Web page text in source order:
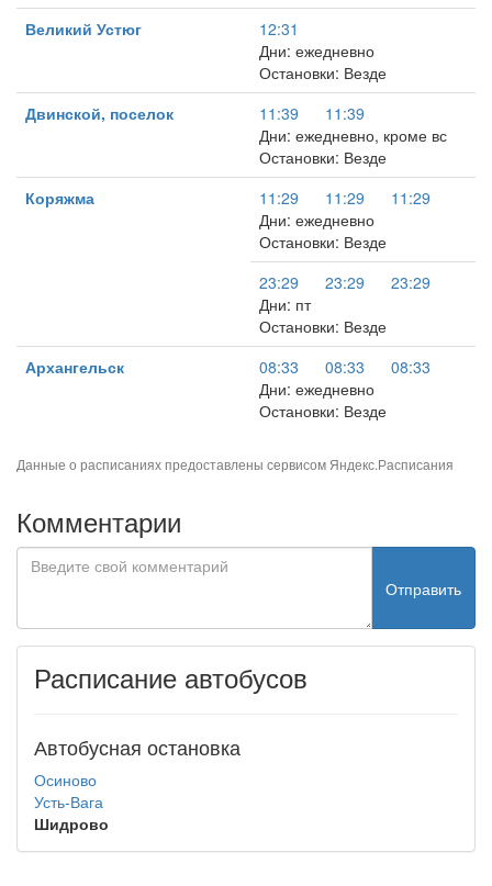
Великий Устюг
12:31
Дни: ежедневно
Остановки: Везде
Двинской, поселок
11:39
11:39
Дни: ежедневно, кроме вс
Остановки: Везде
Коряжма
11:29 11:29
11:29
Дни: ежедневно
Остановки: Везде
23:29
23:29
23:29
Дни: пт
Остановки: Везде
Архангельск
08:33 08:33
08:33
Дни: ежедневно
Остановки: Везде
Данные о расписаниях предоставлены сервисом Яндекс.Расписания
Комментарии
Отправить
Расписание автобусов
Автобусная остановка
Осиново
Усть-Вага
Шидрово